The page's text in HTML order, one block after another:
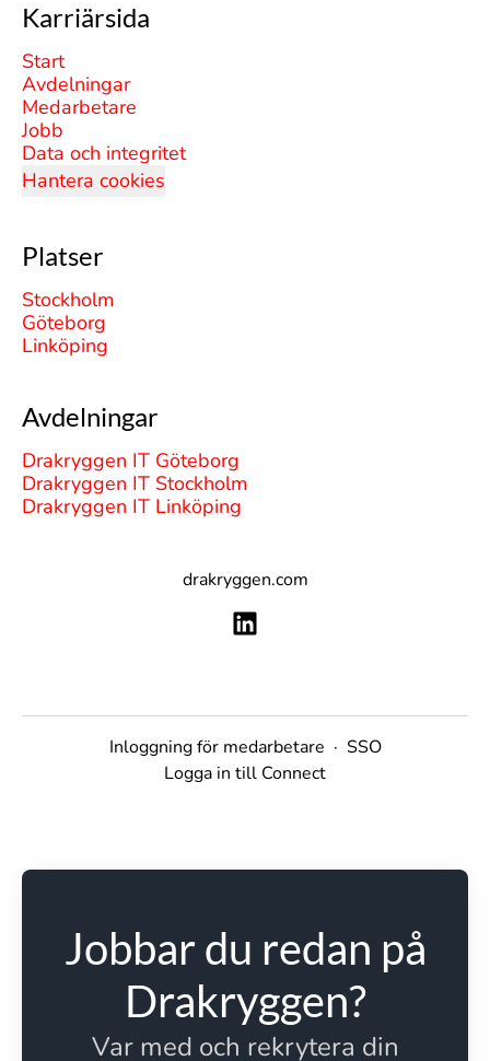
Karriärsida
Start
Avdelningar
Medarbetare
Jobb
Data och integritet
Hantera cookies
Platser
Stockholm
Göteborg
Linköping
Avdelningar
Drakryggen IT Göteborg
Drakryggen IT Stockholm
Drakryggen IT Linköping
drakryggen.com
Inloggning för medarbetare · SSO
Logga in till Connect
Jobbar du redan på
Drakryggen?
Var med och rekrytera din